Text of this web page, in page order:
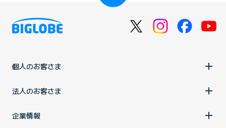
個人のお客さま
法人のお客さま
企業情報